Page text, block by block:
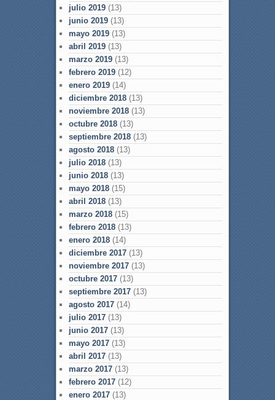
julio 2019(13)
junio 2019(13)
mayo 2019(13)
abril 2019(13)
marzo 2019(13)
febrero 2019(12)
enero 2019(14)
diciembre 2018(13)
noviembre 2018(13)
octubre 2018(13)
septiembre 2018(13)
agosto 2018(13)
julio 2018(13)
junio 2018(13)
mayo 2018(15)
abril 2018(13)
marzo 2018(15)
febrero 2018(13)
enero 2018(14)
diciembre 2017(13)
noviembre 2017(13)
octubre 2017(13)
septiembre 2017(13)
agosto 2017(14)
julio 2017(13)
junio 2017(13)
mayo 2017(13)
abril 2017(13)
marzo 2017(13)
febrero 2017(12)
enero 2017(13)